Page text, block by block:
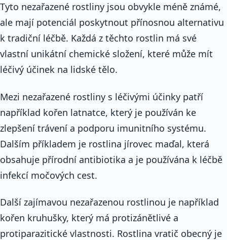
Tyto nezařazené rostliny jsou obvykle méně známé,
ale mají potenciál poskytnout přínosnou alternativu
k tradiční léčbě. Každá z těchto rostlin má své
vlastní unikátní chemické složení, které může mít
léčivý účinek na lidské tělo.
Mezi nezařazené rostliny s léčivými účinky patří
například kořen latnatce, který je používán ke
zlepšení trávení a podporu imunitního systému.
Dalším příkladem je rostlina jírovec maďal, která
obsahuje přírodní antibiotika a je používána k léčbě
infekcí močových cest.
Další zajímavou nezařazenou rostlinou je například
kořen kruhušky, který má protizánětlivé a
protiparazitické vlastnosti. Rostlina vratič obecný je